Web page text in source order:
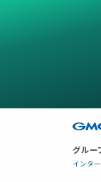
グルー
インタ